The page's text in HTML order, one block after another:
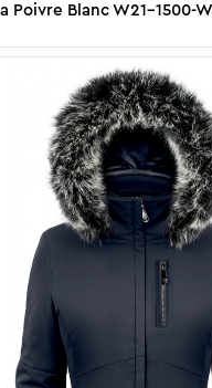
Poivre Blanc W21-1500-